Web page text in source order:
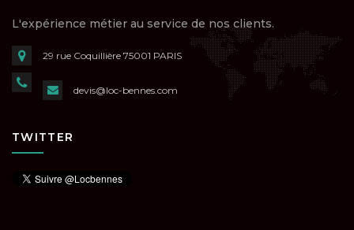
L'expérience métier au service de nos clients.
29 rue Coquillière 75001 PARIS
devis@loc-bennes.com
TWITTER